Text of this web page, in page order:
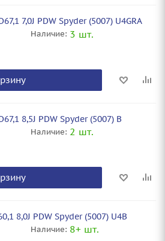
7,0J PDW Spyder (5007) U4GRA
Наличие: 3 шт.
8,5J PDW Spyder (5007) B
Наличие: 2 шт.
8,0J PDW Spyder (5007) U4B
Наличие: 8+ шт.